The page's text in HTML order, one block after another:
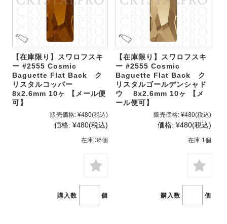
【在庫限り】スワロフスキ
ー #2555 Cosmic
Baguette Flat Back ク
リスタルコッパー
8x2.6mm 10ヶ 【メール便
可】
販売価格: ¥480(税込)
価格: ¥480(税込)
在庫 36個
購入数 個
【在庫限り】スワロフスキ
ー #2555 Cosmic
Baguette Flat Back ク
リスタルゴールデンシャド
ウ 8x2.6mm 10ヶ 【メ
ール便可】
販売価格: ¥480(税込)
価格: ¥480(税込)
在庫 1個
購入数 個